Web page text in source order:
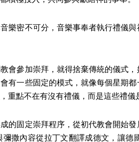
樂密不可分，音樂事奉者執行禮儀
會參加崇拜，就得捨棄傳統的儀式
有一些固定的模式，就像每個星期
重點不在有沒有禮儀，而是這些禮儀
的固定崇拜程序，從初代教會開始
撒內容從拉丁文翻譯成德文，讓